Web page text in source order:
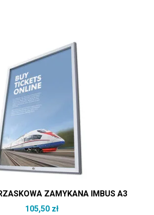
ZAMYKANA IMBUS A3
105,50 zł